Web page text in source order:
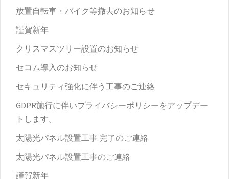
放置自転車・バイク等撤去のお知らせ
謹賀新年
クリスマスツリー設置のお知らせ
セコム導入のお知らせ
セキュリティ強化に伴う工事のご連絡
GDPR施行に伴いプライバシーポリシーをアップデー
トします。
太陽光パネル設置工事 完了のご連絡
太陽光パネル設置工事のご連絡
謹賀新年